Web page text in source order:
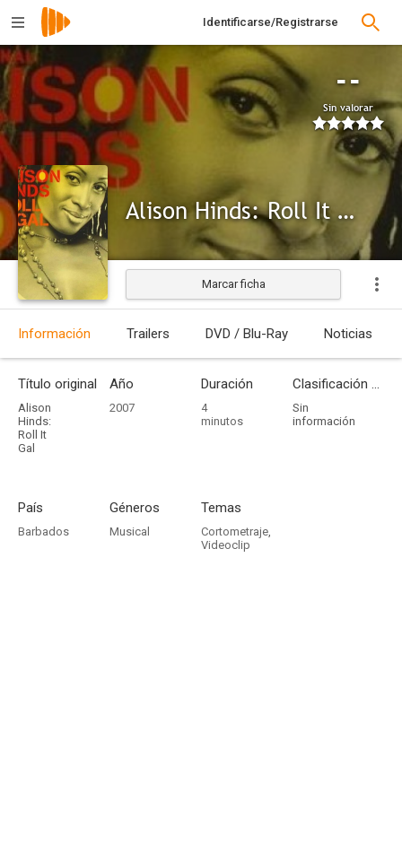
Identificarse/Registrarse
--
Sin valorar
Alison Hinds: Roll It Gal
Marcar ficha
Información Trailers DVD / Blu-Ray Noticias
Título original
Alison
Hinds:
Roll It
Gal
Año
2007
Duración
4
minutos
Clasificación por edades
Sin
información
País
Barbados
Géneros
Musical
Temas
Cortometraje,
Videoclip